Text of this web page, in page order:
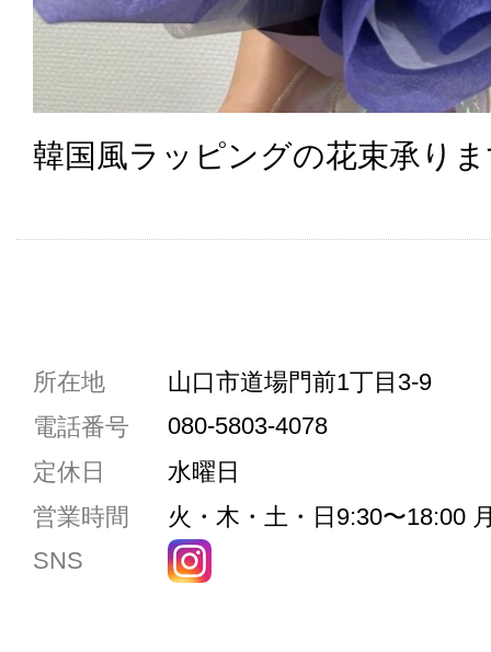
韓国風ラッピングの花束承り
共通駐車券加盟店
駐車場5台まで
共用トイレ
女性用トイレ
所在地
山口市道場門前1丁目3-9
電話番号
080-5803-4078
定休日
水曜日
営業時間
火・木・土・日9:30〜18:00
SNS